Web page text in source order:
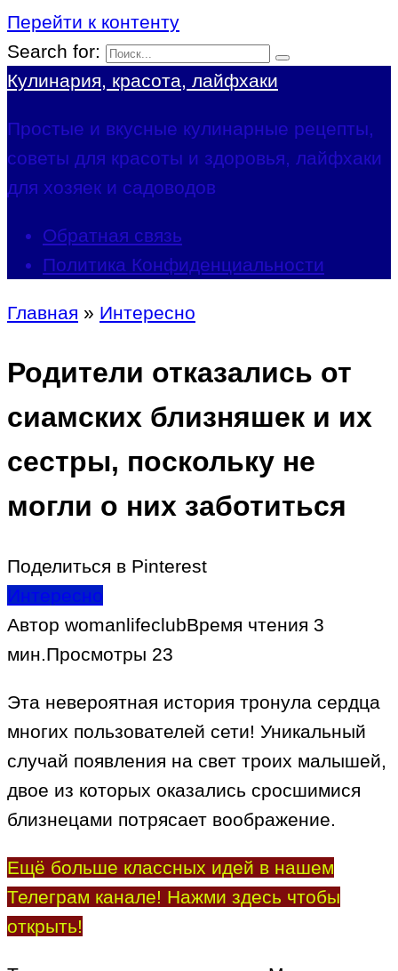
Перейти к контенту
Search for:
Кулинария, красота, лайфхаки
Простые и вкусные кулинарные рецепты,
советы для красоты и здоровья, лайфхаки
для хозяек и садоводов
Обратная связь
Политика Конфиденциальности
Главная » Интересно
Родители отказались от
сиамских близняшек и их
сестры, поскольку не
могли о них заботиться
Поделиться в Pinterest
Интересно
Автор womanlifeclubВремя чтения 3
мин.Просмотры 23
Эта невероятная история тронула сердца
многих пользователей сети! Уникальный
случай появления на свет троих малышей,
двое из которых оказались сросшимися
близнецами потрясает воображение.
Ещё больше классных идей в нашем
Телеграм канале! Нажми здесь чтобы
открыть!